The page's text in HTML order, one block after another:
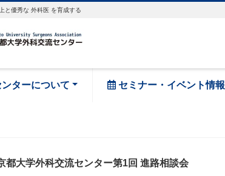
と優秀な 外科医 を育成する
ターについて セミナー・イベント情報
都大学外科交流センター第1回 進路相談会